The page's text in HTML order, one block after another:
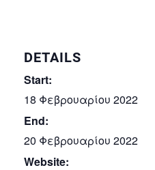
DETAILS
Start:
18 Φεβρουαρίου 2022
End:
20 Φεβρουαρίου 2022
Website: